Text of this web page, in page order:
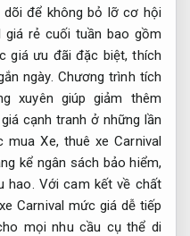
để không bỏ lỡ cơ hội
giá rẻ cuối tuần bao gồm
giá ưu đãi đặc biệt, thích
ngày. Chương trình tích
xuyên giúp giảm thêm
cạnh tranh ở những lần
Xe, thuê xe Carnival
kể ngân sách bảo hiểm,
hao. Với cam kết về chất
Carnival mức giá dễ tiếp
mọi nhu cầu cụ thể di